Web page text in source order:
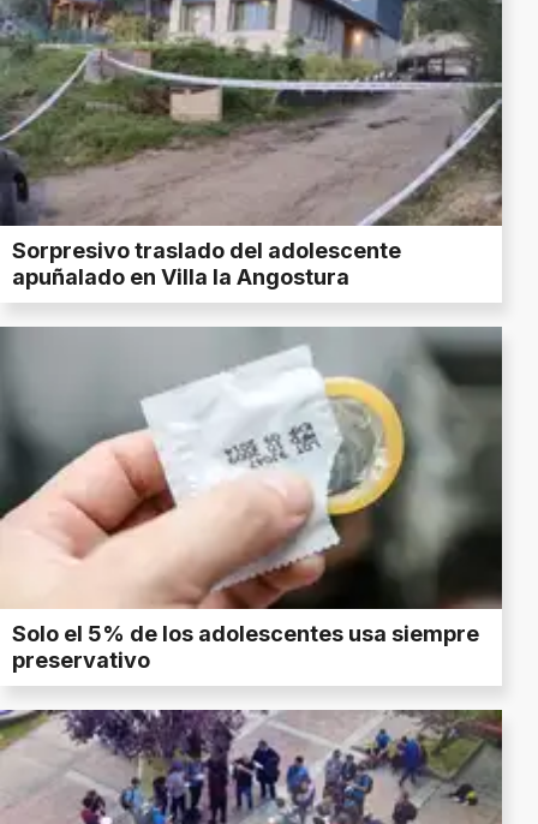
Sorpresivo traslado del adolescente
apuñalado en Villa la Angostura
Solo el 5% de los adolescentes usa siempre
preservativo